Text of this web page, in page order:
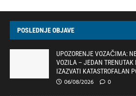
POSLEDNJE OBJAVE
UPOZORENJE VOZAČIMA:
VOZILA – JEDAN
IZAZVATI KATASTROFALAN
06/08/2026 0